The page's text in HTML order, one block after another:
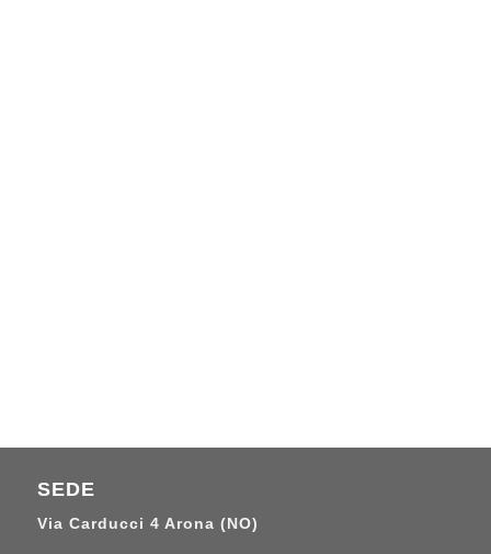
SEDE
Via Carducci 4 Arona (NO)